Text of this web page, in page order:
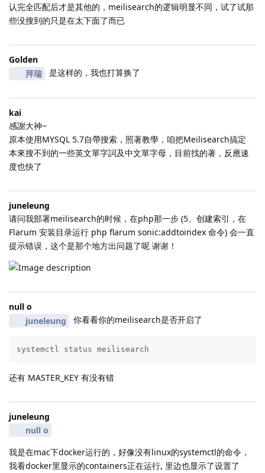
认完全匹配后才是其他的，meilisearch的逻辑明显不同，试了试那
些没搜到的只是在太下面了而已
Golden
拜瑞
是这样的，我也打算换了
kai
感謝大神~
原本使用MYSQL 5.7自帶搜索，照著教學，咱把Meilisearch搞定
本來搜不到的一些英文單字詞及中文單字母，目前找的著，反應速
度也快了
juneleung
请问我部署meilisearch的时候，在php那一步 (5、创建索引，在
Flarum 安装目录运行 php flarum sonic:addtoindex 命令) 会一直
提示错误，这个是那个地方出问题了呢 谢谢！
null o
juneleung
你看看你的meilisearch是否开启了
systemctl status meilisearch
还有 MASTER_KEY 有没有错
juneleung
null o
我是在mac下docker运行的，好像没有linux的systemctl的命令，
我看docker里显示的containers正在运行, 里边也显示了设置了